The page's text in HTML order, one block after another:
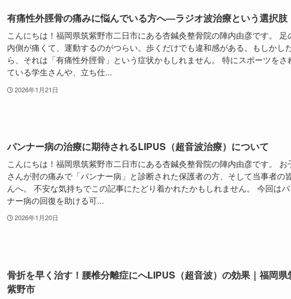
有痛性外脛骨の痛みに悩んでいる方へ―ラジオ波治療という選択肢
こんにちは！福岡県筑紫野市二日市にある杏鍼灸整骨院の陣内由彦です。 足
内側が痛くて、運動するのがつらい。歩くだけでも違和感がある。もしかし
ら、それは「有痛性外脛骨」という症状かもしれません。 特にスポーツをさ
ている学生さんや、立ち仕...
2026年1月21日
パンナー病の治療に期待されるLIPUS（超音波治療）について
こんにちは！福岡県筑紫野市二日市にある杏鍼灸整骨院の陣内由彦です。 お
さんが肘の痛みで「パンナー病」と診断された保護者の方、そして当事者の
んへ。 不安な気持ちでこの記事にたどり着かれたかもしれません。 今回は
ナー病の回復を助ける可...
2026年1月20日
骨折を早く治す！腰椎分離症にへLIPUS（超音波）の効果｜福岡県
紫野市